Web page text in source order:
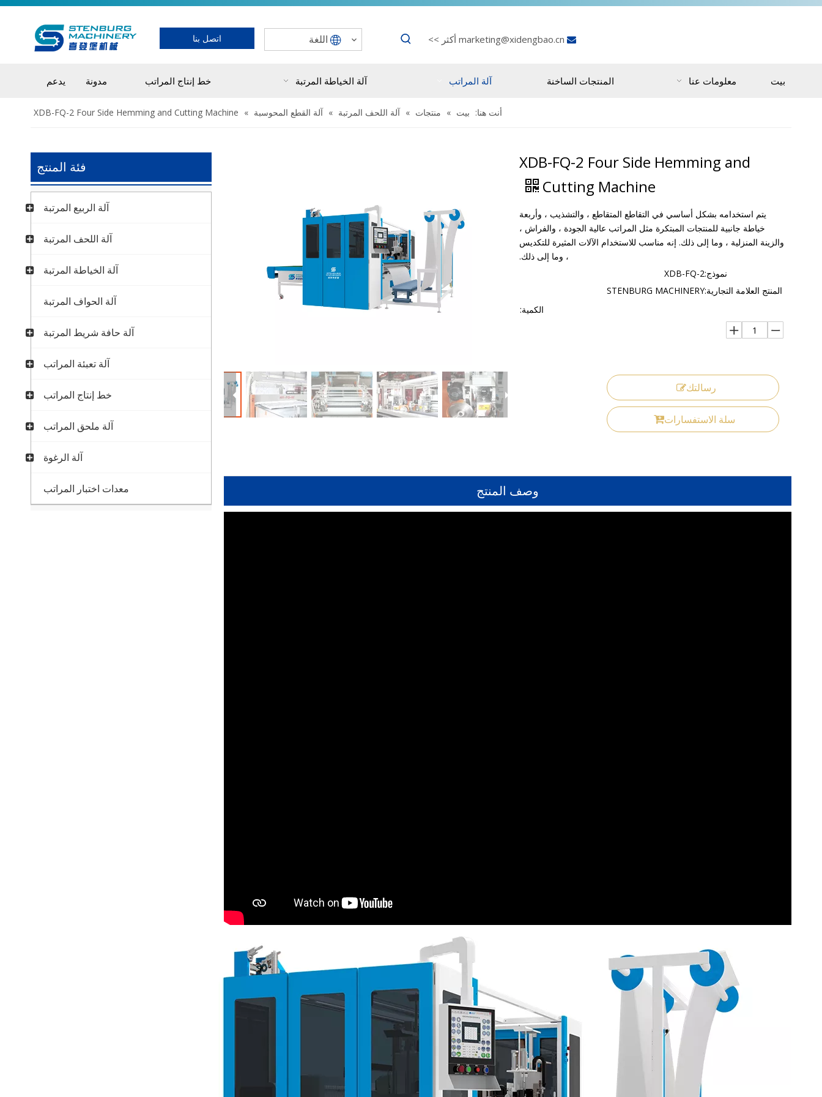

marketing@xidengbao.cn أكثر >> اللغة اتصل بنا
بيت معلومات عنا المنتجات الساخنة آلة المراتب آلة الخياطة المرتبة خط إنتاج المراتب مدونة يدعم
أنت هنا: بيت » منتجات » آلة اللحف المرتبة » آلة القطع المحوسبة »
XDB-FQ-2 Four Side Hemming and Cutting Machine
فئة المنتج
آلة الربيع المرتبة
آلة اللحف المرتبة
آلة الخياطة المرتبة
آلة الحواف المرتبة
آلة حافة شريط المرتبة
آلة تعبئة المراتب
خط إنتاج المراتب
آلة ملحق المراتب
آلة الرغوة
معدات اختبار المراتب
XDB-FQ-2 Four Side Hemming and
Cutting Machine
يتم استخدامه بشكل أساسي في التقاطع المتقاطع ، والتشذيب ، وأربعة
خياطة جانبية للمنتجات المبتكرة مثل المراتب عالية الجودة ، والفراش ،
والزينة المنزلية ، وما إلى ذلك. إنه مناسب للاستخدام الآلات المثيرة للتكديس
، وما إلى ذلك.
نموذج:XDB-FQ-2
المنتج العلامة التجارية:STENBURG MACHINERY
الكمية:
رسالتك
سلة الاستفسارات
وصف المنتج